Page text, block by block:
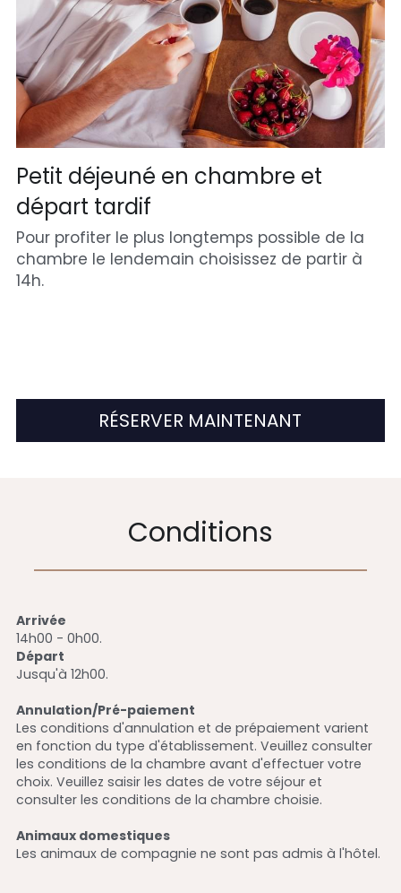
Petit déjeuné en chambre et
départ tardif
Pour profiter le plus longtemps possible de la
chambre le lendemain choisissez de partir à
14h.
RÉSERVER MAINTENANT
Conditions
Arrivée
14h00 - 0h00.
Départ
Jusqu'à 12h00.
Annulation/Pré-paiement
Les conditions d'annulation et de prépaiement varient
en fonction du type d'établissement. Veuillez consulter
les conditions de la chambre avant d'effectuer votre
choix. Veuillez saisir les dates de votre séjour et
consulter les conditions de la chambre choisie.
Animaux domestiques
Les animaux de compagnie ne sont pas admis à l'hôtel.